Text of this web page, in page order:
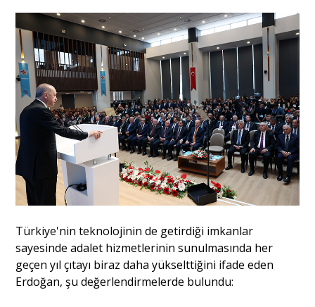
Türkiye'nin teknolojinin de getirdiği imkanlar
sayesinde adalet hizmetlerinin sunulmasında her
geçen yıl çıtayı biraz daha yükselttiğini ifade eden
Erdoğan, şu değerlendirmelerde bulundu: